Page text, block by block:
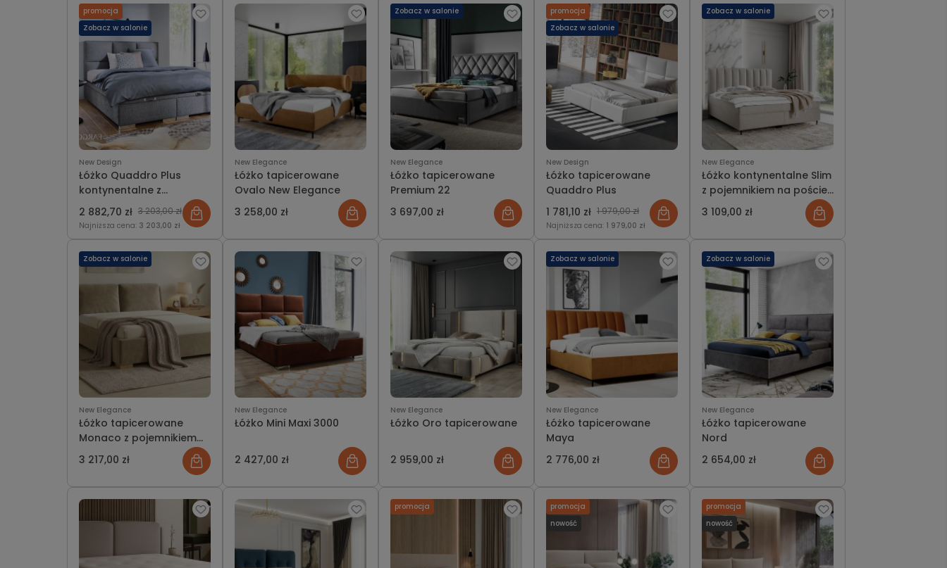
New Design
Łóżko Quaddro Plus
kontynentalne z
pojemnikiem lub bez
2 882,70 zł 3 203,00 zł
Najniższa cena: 3 203,00 zł
promocja
Zobacz w salonie
New Elegance
Łóżko tapicerowane
Ovalo New Elegance
3 258,00 zł
New Elegance
Łóżko tapicerowane
Premium 22
3 697,00 zł
Zobacz w salonie
New Design
Łóżko tapicerowane
Quaddro Plus
1 781,10 zł 1 979,00 zł
Najniższa cena: 1 979,00 zł
promocja
Zobacz w salonie
New Elegance
Łóżko kontynentalne Slim
z pojemnikiem na pościel
New Elegance
3 109,00 zł
Zobacz w salonie
New Elegance
Łóżko tapicerowane
Monaco z pojemnikiem
lub bez
3 217,00 zł
Zobacz w salonie
New Elegance
Łóżko Mini Maxi 3000
2 427,00 zł
New Elegance
Łóżko Oro tapicerowane
2 959,00 zł
New Elegance
Łóżko tapicerowane
Maya
2 776,00 zł
Zobacz w salonie
New Elegance
Łóżko tapicerowane
Nord
2 654,00 zł
Zobacz w salonie
promocja
promocja
nowość
promocja
nowość